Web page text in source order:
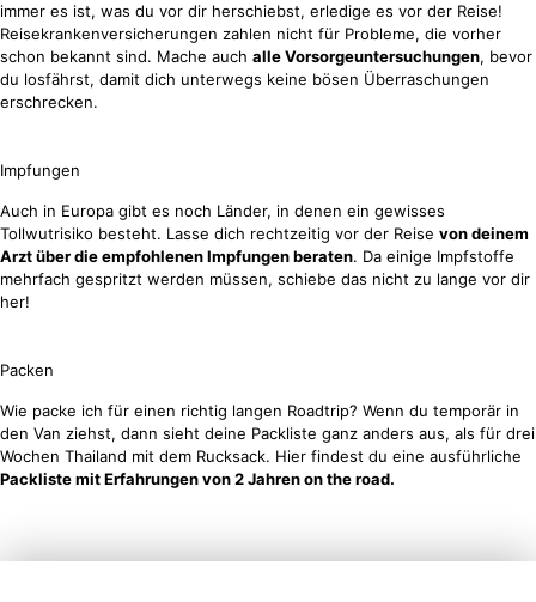
immer es ist, was du vor dir herschiebst, erledige es vor der Reise!
Reisekrankenversicherungen zahlen nicht für Probleme, die vorher
schon bekannt sind. Mache auch alle Vorsorgeuntersuchungen, bevor
du losfährst, damit dich unterwegs keine bösen Überraschungen
erschrecken.
Impfungen
Auch in Europa gibt es noch Länder, in denen ein gewisses
Tollwutrisiko besteht. Lasse dich rechtzeitig vor der Reise von deinem
Arzt über die empfohlenen Impfungen beraten. Da einige Impfstoffe
mehrfach gespritzt werden müssen, schiebe das nicht zu lange vor dir
her!
Packen
Wie packe ich für einen richtig langen Roadtrip? Wenn du temporär in
den Van ziehst, dann sieht deine Packliste ganz anders aus, als für drei
Wochen Thailand mit dem Rucksack. Hier findest du eine ausführliche
Packliste mit Erfahrungen von 2 Jahren on the road.